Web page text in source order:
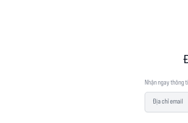
Nhận ngay thông
Địa chỉ email